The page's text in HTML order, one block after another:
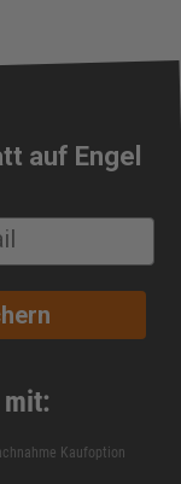
auf Engel